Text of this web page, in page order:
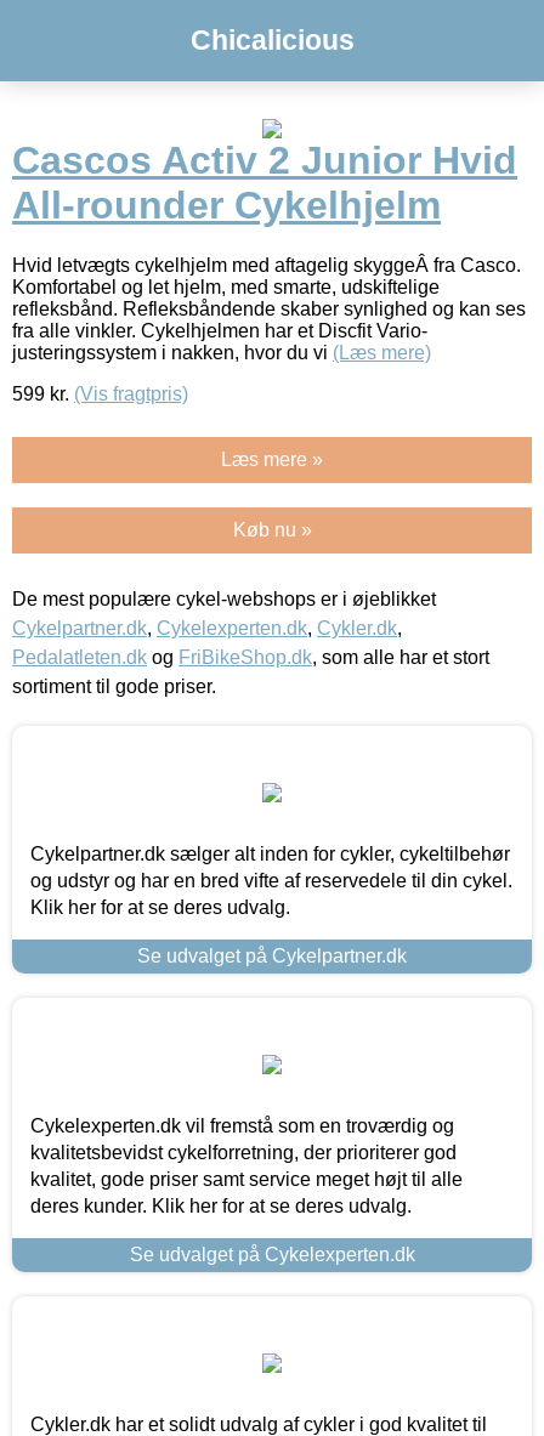
Chicalicious
Cascos Activ 2 Junior Hvid
All-rounder Cykelhjelm
Hvid letvægts cykelhjelm med aftagelig skyggeÂ fra Casco.
Komfortabel og let hjelm, med smarte, udskiftelige
refleksbånd. Refleksbåndende skaber synlighed og kan ses
fra alle vinkler. Cykelhjelmen har et Discfit Vario-
justeringssystem i nakken, hvor du vi (Læs mere)
599 kr. (Vis fragtpris)
Læs mere »
Køb nu »
De mest populære cykel-webshops er i øjeblikket
Cykelpartner.dk, Cykelexperten.dk, Cykler.dk,
Pedalatleten.dk og FriBikeShop.dk, som alle har et stort
sortiment til gode priser.
Cykelpartner.dk sælger alt inden for cykler, cykeltilbehør
og udstyr og har en bred vifte af reservedele til din cykel.
Klik her for at se deres udvalg.
Se udvalget på Cykelpartner.dk
Cykelexperten.dk vil fremstå som en troværdig og
kvalitetsbevidst cykelforretning, der prioriterer god
kvalitet, gode priser samt service meget højt til alle
deres kunder. Klik her for at se deres udvalg.
Se udvalget på Cykelexperten.dk
Cykler.dk har et solidt udvalg af cykler i god kvalitet til